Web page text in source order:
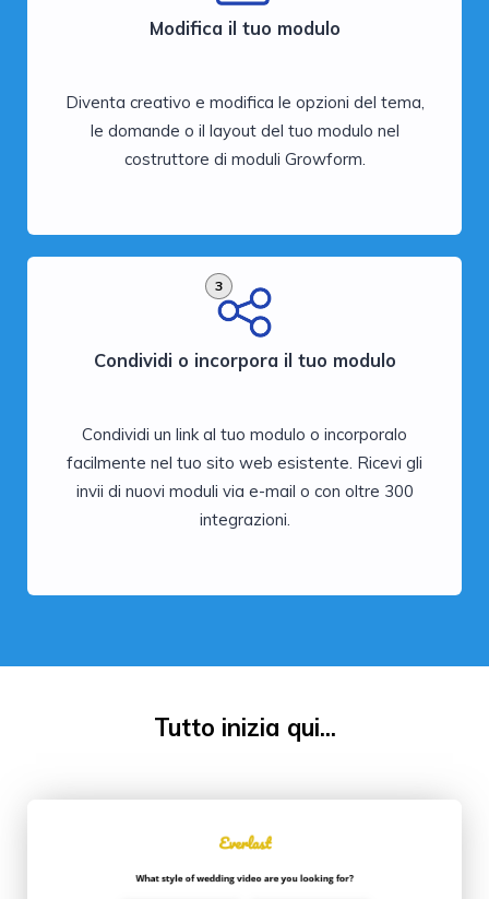
Modifica il tuo modulo
Diventa creativo e modifica le opzioni del tema,
le domande o il layout del tuo modulo nel
costruttore di moduli Growform.
3
Condividi o incorpora il tuo modulo
Condividi un link al tuo modulo o incorporalo
facilmente nel tuo sito web esistente. Ricevi gli
invii di nuovi moduli via e-mail o con oltre 300
integrazioni.
Tutto inizia qui...